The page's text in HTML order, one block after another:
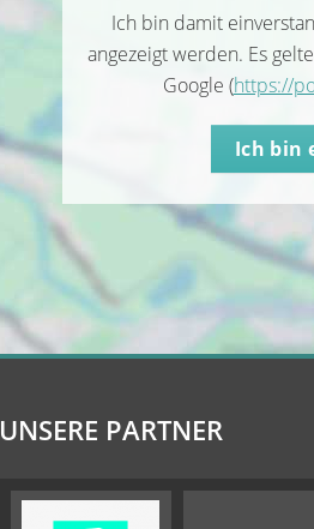
Ich bin damit
angezeigt werden. Es
Google (https://
Ich bin
UNSERE PARTNER